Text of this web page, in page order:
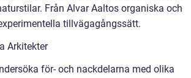
Från Alvar Aaltos organiska och
tillvägagångssätt.
Arkitekter
för- och nackdelarna med olika